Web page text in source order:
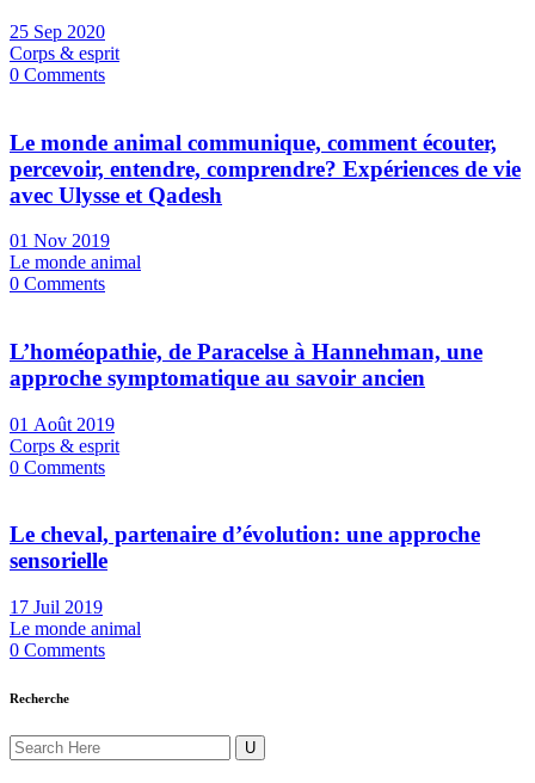
25 Sep 2020
Corps & esprit
0 Comments
Le monde animal communique, comment écouter,
percevoir, entendre, comprendre? Expériences de vie
avec Ulysse et Qadesh
01 Nov 2019
Le monde animal
0 Comments
L’homéopathie, de Paracelse à Hannehman, une
approche symptomatique au savoir ancien
01 Août 2019
Corps & esprit
0 Comments
Le cheval, partenaire d’évolution: une approche
sensorielle
17 Juil 2019
Le monde animal
0 Comments
Recherche